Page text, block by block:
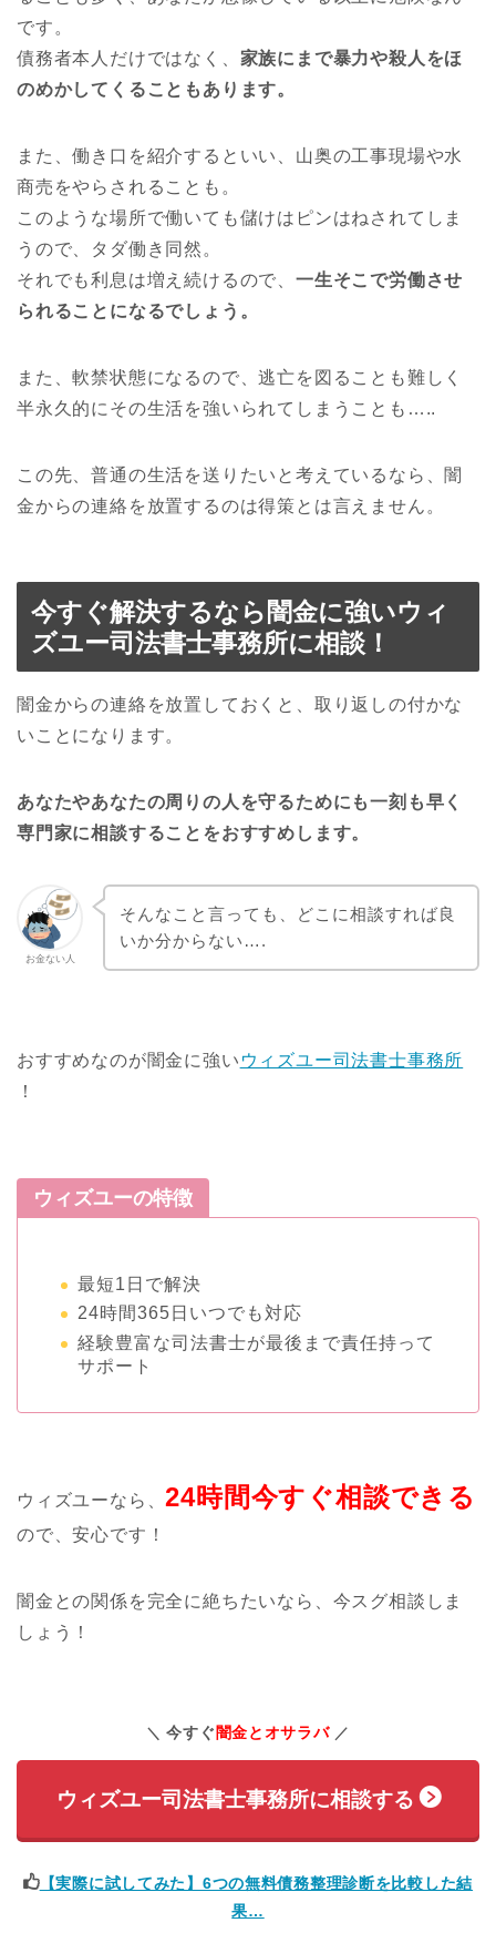
です。
債務者本人だけではなく、 家族にまで暴力や殺人をほ
のめかしてくることもあります。
また、働き口を紹介するといい、山奥の工事現場や水
商売をやらされることも。
このような場所で働いても儲けはピンはねされてしま
うので、タダ働き同然。
それでも利息は増え続けるので、 一生そこで労働させ
られることになるでしょう。
また、軟禁状態になるので、逃亡を図ることも難しく
半永久的にその生活を強いられてしまうことも…..
この先、普通の生活を送りたいと考えているなら、闇
金からの連絡を放置するのは得策とは言えません。
今すぐ解決するなら闇金に強いウィ
ズユー司法書士事務所に相談！
闇金からの連絡を放置しておくと、取り返しの付かな
いことになります。
あなたやあなたの周りの人を守るためにも一刻も早く
専門家に相談することをおすすめします。
お金ない人
そんなこと言っても、どこに相談すれば良
いか分からない….
おすすめなのが闇金に強い ウィズユー司法書士事務所
！
ウィズユーの特徴
最短1日で解決
24時間365日いつでも対応
経験豊富な司法書士が最後まで責任持って
サポート
ウィズユーなら、24時間今すぐ相談できる
ので、安心です！
闇金との関係を完全に絶ちたいなら、今スグ相談しま
しょう！
今すぐ 闇金とオサラバ
ウィズユー司法書士事務所に相談する
【実際に試してみた】6つの無料債務整理診断を比較した結
果…